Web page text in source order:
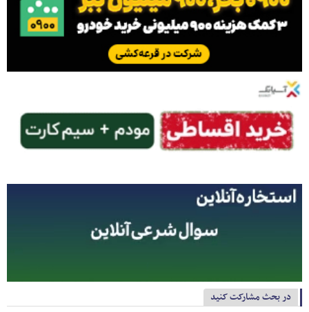
در بحث مشارکت کنید